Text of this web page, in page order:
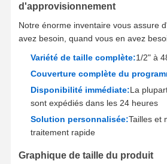
d'approvisionnement
Notre énorme inventaire vous assure
avez besoin, quand vous en avez
Variété de taille complète:1/2" à
Couverture complète du
Disponibilité immédiate:La
sont expédiés dans les 24 heures
Solution personnalisée:Tailles et
traitement rapide
Graphique de taille du produit